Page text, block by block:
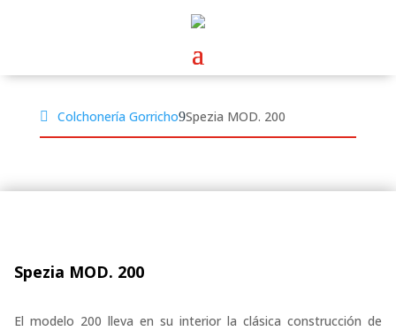
Colchonería Gorricho Spezia MOD. 200
Spezia MOD. 200
El modelo 200 lleva en su interior la clásica construcción de